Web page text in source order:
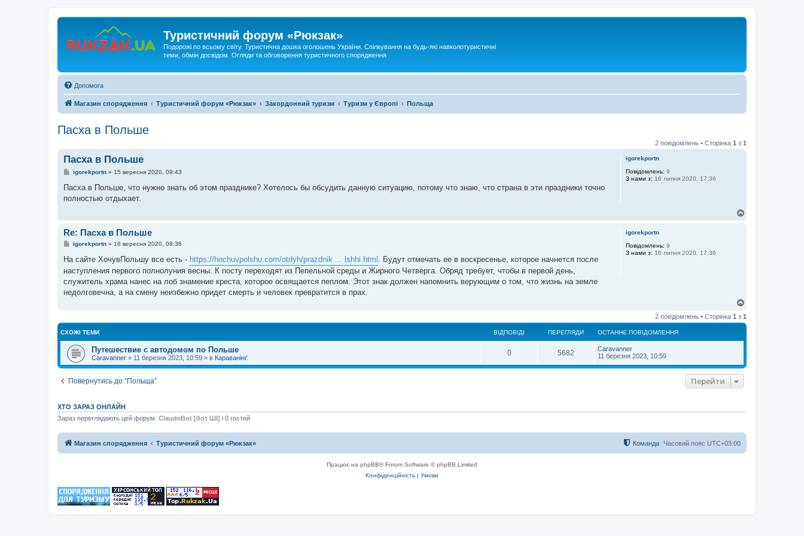
Туристичний форум «Рюкзак»
Подорожі по всьому світу. Туристична дошка оголошень України. Спілкування на будь-які навколотуристичні
теми, обмін досвідом. Огляди та обговорення туристичного спорядження
Допомога
Магазин спорядження Туристичний форум «Рюкзак» Закордонний туризм Туризм у Європі Польща
Пасха в Польше
2 повідомлень • Сторінка 1 з 1
igorekportn
Повідомлень: 9
З нами з: 16 липня 2020, 17:36
Пасха в Польше
П
в
д
л
н
н
igorekportn» 15 вересня 2020, 09:43
Пасха в Польше, что нужно знать об этом празднике? Хотелось бы обсудить данную ситуацию, потому что знаю, что страна в эти праздники точно
полностью отдыхает.
igorekportn
Повідомлень: 9
З нами з: 16 липня 2020, 17:36
Re: Пасха в Польше
П
в
д
о
м
л
я
igorekportn» 16 вересня 2020, 08:36
На сайте ХочувПольшу все есть - https://hochuvpolshu.com/otdyh/prazdnik ... lshhi.html . Будут отмечать ее в воскресенье, которое начнется после
наступления первого полнолуния весны. К посту переходят из Пепельной среды и Жирного Четверга. Обряд требует, чтобы в первой день,
служитель храма нанес на лоб знамение креста, которое освящается пеплом. Этот знак должен напомнить верующим о том, что жизнь на земле
недолговечна, а на смену неизбежно придет смерть и человек превратится в прах.
г
о
2 повідомлень • Сторінка 1 з 1
СХОЖІ ТЕМИ ВІДПОВІДІ ПЕРЕГЛЯДИ ОСТАННЄ ПОВІДОМЛЕННЯ
Путешествие с автодомом по Польше
Caravanner » 11 березня 2023, 10:59 » в Караванінґ
0 5682
Caravanner
11 березня 2023, 10:59
Повернутись до “Польща” Перейти
ХТО ЗАРАЗ ОНЛАЙН
Зараз переглядають цей форум: ClaudeBot [бот ШІ] і 0 гостей
Магазин спорядження Туристичний форум «Рюкзак» Часовий пояс UTC+03:00
Команда
Працює на phpBB® Forum Software © phpBB Limited
Конфіденційність | Умови